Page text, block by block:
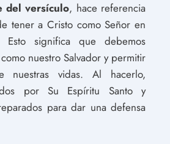
del versículo, hace referencia
tener a Cristo como Señor en
Esto significa que debemos
nuestro Salvador y permitir
nuestras vidas. Al hacerlo,
por Su Espíritu Santo y
para dar una defensa